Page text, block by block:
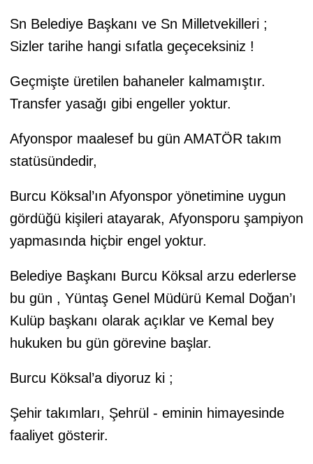
Sn Belediye Başkanı ve Sn Milletvekilleri ;
Sizler tarihe hangi sıfatla geçeceksiniz !
Geçmişte üretilen bahaneler kalmamıştır.
Transfer yasağı gibi engeller yoktur.
Afyonspor maalesef bu gün AMATÖR takım
statüsündedir,
Burcu Köksal’ın Afyonspor yönetimine uygun
gördüğü kişileri atayarak, Afyonsporu şampiyon
yapmasında hiçbir engel yoktur.
Belediye Başkanı Burcu Köksal arzu ederlerse
bu gün , Yüntaş Genel Müdürü Kemal Doğan’ı
Kulüp başkanı olarak açıklar ve Kemal bey
hukuken bu gün görevine başlar.
Burcu Köksal’a diyoruz ki ;
Şehir takımları, Şehrül - eminin himayesinde
faaliyet gösterir.